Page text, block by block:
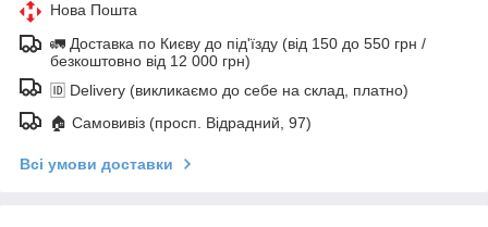
Нова Пошта
🚛 Доставка по Києву до під'їзду (від 150 до 550 грн /
безкоштовно від 12 000 грн)
🆔 Delivery (викликаємо до себе на склад, платно)
🏠 Самовивіз (просп. Відрадний, 97)
Всі умови доставки